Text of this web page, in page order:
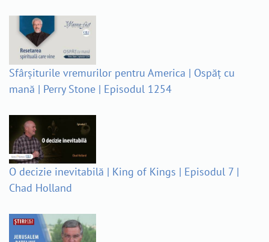
Sfârșiturile vremurilor pentru America | Ospăț cu
mană | Perry Stone | Episodul 1254
O decizie inevitabilă | King of Kings | Episodul 7 |
Chad Holland